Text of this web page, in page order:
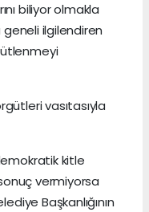
biliyor olmakla
geneli ilgilendiren
vasıtasıyla
kitle
vermiyorsa
Başkanlığının